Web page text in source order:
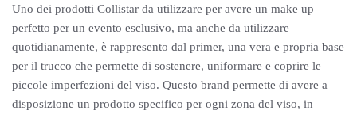
Uno dei prodotti Collistar da utilizzare per avere un make up
perfetto per un evento esclusivo, ma anche da utilizzare
quotidianamente, è rappresento dal primer, una vera e propria base
per il trucco che permette di sostenere, uniformare e coprire le
piccole imperfezioni del viso. Questo brand permette di avere a
disposizione un prodotto specifico per ogni zona del viso, in